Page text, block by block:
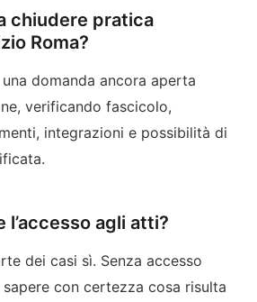
chiudere pratica
Roma?
domanda ancora aperta
verificando fascicolo,
integrazioni e possibilità di
l’accesso agli atti?
dei casi sì. Senza accesso
con certezza cosa risulta